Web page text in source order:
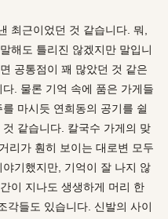
최근이었던 것 같습니다. 뭐,
해도 틀리진 않겠지만 말입니
공통점이 꽤 많았던 것 같은
. 물론 기억 속에 품은 가게들
마시듯 연희동의 공기를 쉴
같습니다. 칼국수 가게의 맞
리가 훤히 보이는 대로변 모두
기했지만, 기억이 잘 나지 않
이 지나도 생생하게 머리 한
각들도 있습니다. 신발의 사이